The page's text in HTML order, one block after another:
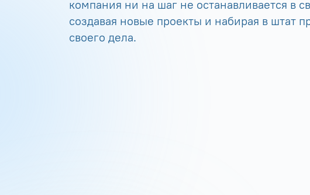
компания ни на шаг не останавливается в
создавая новые проекты и набирая в штат
своего дела.